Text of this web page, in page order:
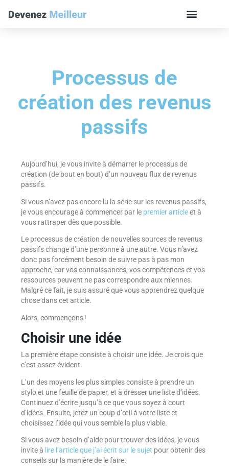
Processus de
création des revenus
passifs
Aujourd’hui, je vous invite à démarrer le processus de
création (de bout en bout) d’un nouveau flux de revenus
passifs.
Si vous n’avez pas encore lu la série sur les revenus passifs,
je vous encourage à commencer par le premier articleet à
vous rattraper dès que possible.
Le processus de création de nouvelles sources de revenus
passifs change d’une personne à une autre. Vous n’avez
donc pas forcément besoin de suivre pas à pas mon
approche, car vos connaissances, vos compétences et vos
ressources peuvent ne pas correspondre aux miennes.
Malgré ce fait, je suis assuré que vous apprendrez quelque
chose dans cet article.
Alors, commençons !
Choisir une idée
La première étape consiste à choisir une idée. Je crois que
c’est assez évident.
L’un des moyens les plus simples consiste à prendre un
stylo et une feuille de papier, et à dresser une liste d’idées.
Continuez d’écrire jusqu’à ce que vous soyez à court
d’idées. Ensuite, jetez un coup d’œil à votre liste et
choisissez l’idée qui vous semble la plus viable.
Si vous avez besoin d’aide pour trouver des idées, je vous
invite à lire l’article que j’ai écrit sur le sujet pour obtenir des
conseils sur la manière de le faire.